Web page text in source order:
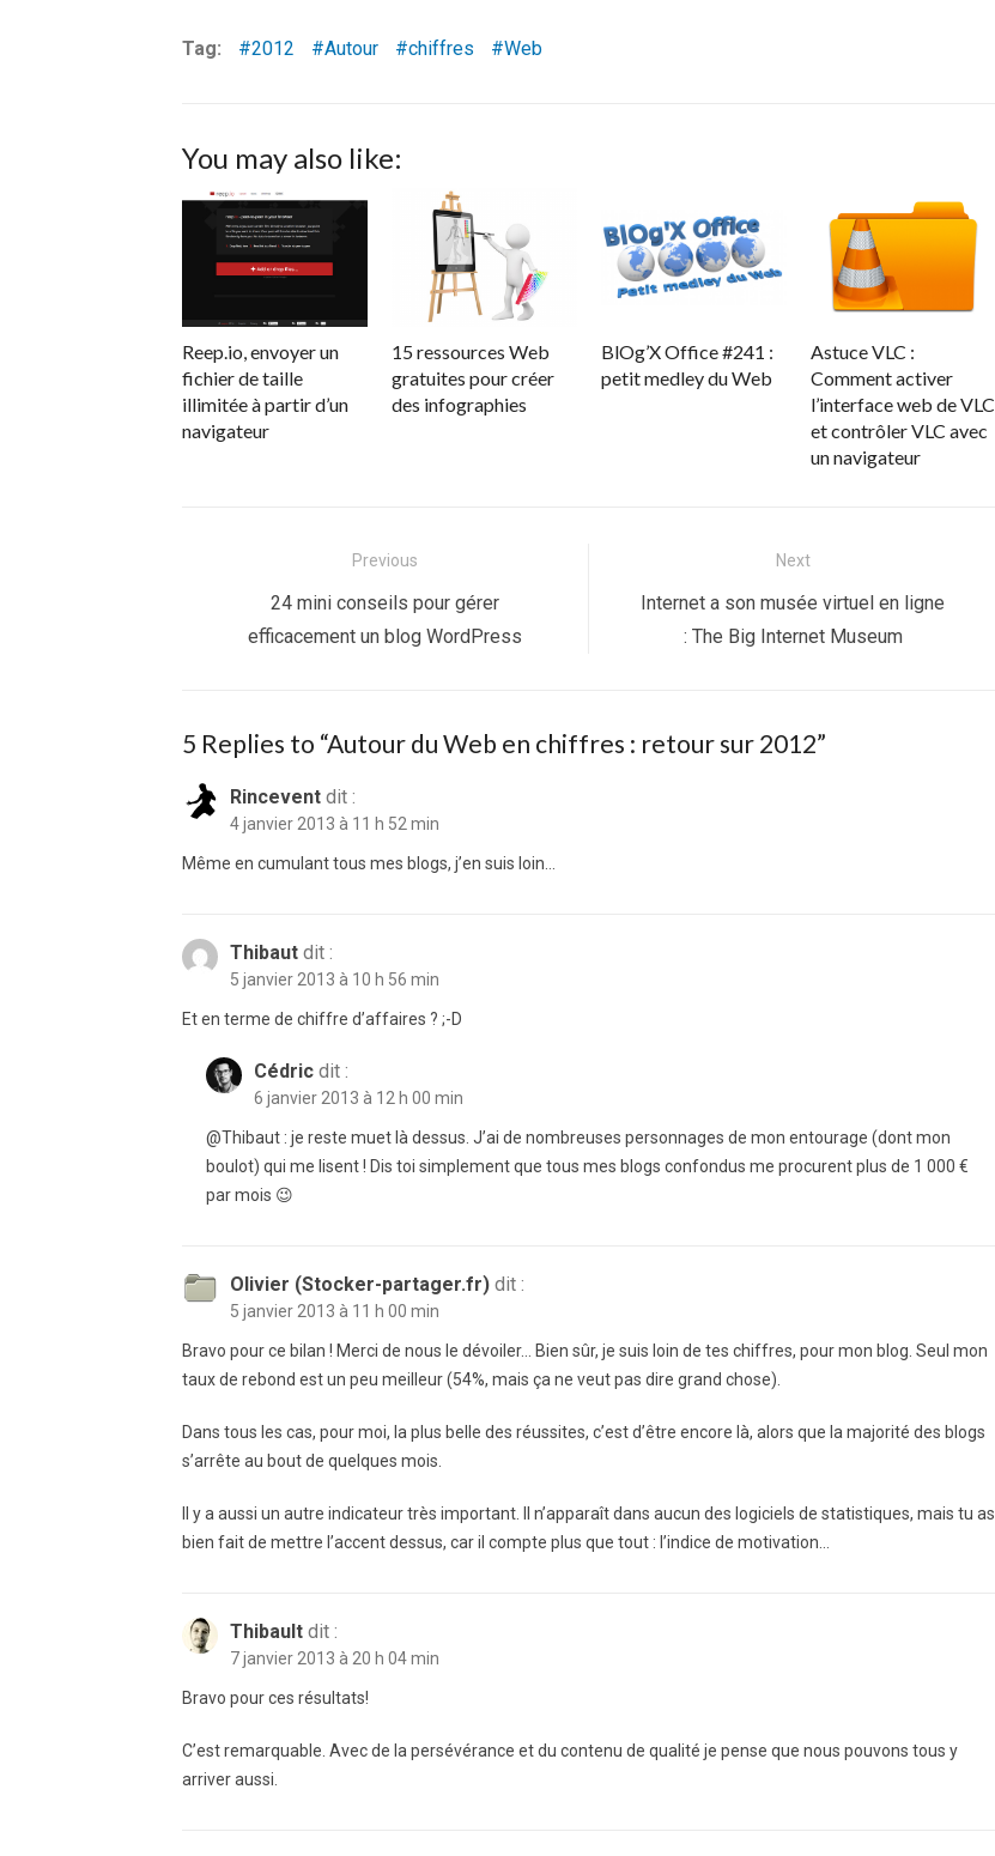
Tag: 2012 Autour chiffres Web
You may also like:
Reep.io, envoyer un
fichier de taille
illimitée à partir d’un
navigateur
15 ressources Web
gratuites pour créer
des infographies
BlOg’X Office #241 :
petit medley du Web
Astuce VLC :
Comment activer
l’interface web de VLC
et contrôler VLC avec
un navigateur
l’article
Previous
Previous
post:
24 mini conseils pour gérer
efficacement un blog WordPress
Next
Next
Internet a son musée virtuel en ligne
: The Big Internet Museum
5 Replies to “Autour du Web en chiffres : retour sur 2012”
Rincevent dit :
4 janvier 2013 à 11 h 52 min
Même en cumulant tous mes blogs, j’en suis loin…
Thibaut dit :
5 janvier 2013 à 10 h 56 min
Et en terme de chiffre d’affaires ? ;-D
Cédric dit :
6 janvier 2013 à 12 h 00 min
@Thibaut : je reste muet là dessus. J’ai de nombreuses personnages de mon entourage (dont mon
boulot) qui me lisent ! Dis toi simplement que tous mes blogs confondus me procurent plus de 1 000 €
par mois 😉
Olivier (Stocker-partager.fr) dit :
5 janvier 2013 à 11 h 00 min
Bravo pour ce bilan ! Merci de nous le dévoiler… Bien sûr, je suis loin de tes chiffres, pour mon blog. Seul mon
taux de rebond est un peu meilleur (54%, mais ça ne veut pas dire grand chose).
Dans tous les cas, pour moi, la plus belle des réussites, c’est d’être encore là, alors que la majorité des blogs
s’arrête au bout de quelques mois.
Il y a aussi un autre indicateur très important. Il n’apparaît dans aucun des logiciels de statistiques, mais tu as
bien fait de mettre l’accent dessus, car il compte plus que tout : l’indice de motivation…
Thibault dit :
7 janvier 2013 à 20 h 04 min
Bravo pour ces résultats!
C’est remarquable. Avec de la persévérance et du contenu de qualité je pense que nous pouvons tous y
arriver aussi.